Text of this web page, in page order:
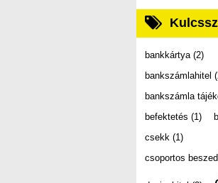
bankkártya (2)
bankszámlahitel
bankszámla
befektetés (1)
csekk (1)
csoportos